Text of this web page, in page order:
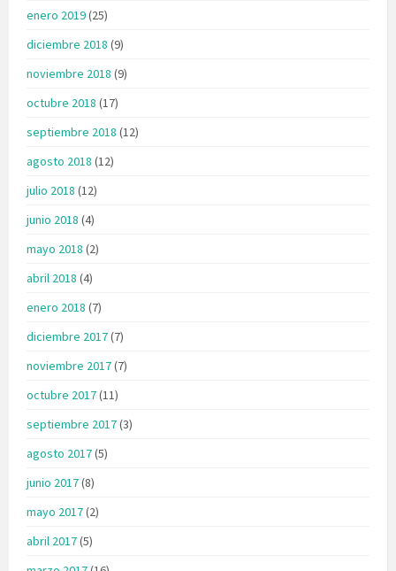
enero 2019(25)
diciembre 2018 (9)
noviembre 2018 (9)
octubre 2018 (17)
septiembre 2018 (12)
agosto 2018 (12)
julio 2018 (12)
junio 2018 (4)
mayo 2018 (2)
abril 2018 (4)
enero 2018 (7)
diciembre 2017(7)
noviembre 2017(7)
octubre 2017(11)
septiembre 2017(3)
agosto 2017(5)
junio 2017(8)
mayo 2017(2)
abril 2017(5)